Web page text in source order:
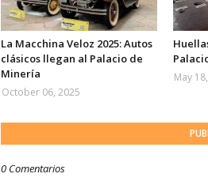
La Macchina Veloz 2025: Autos
clásicos llegan al Palacio de
Minería
October 06, 2025
May
0 Comentarios